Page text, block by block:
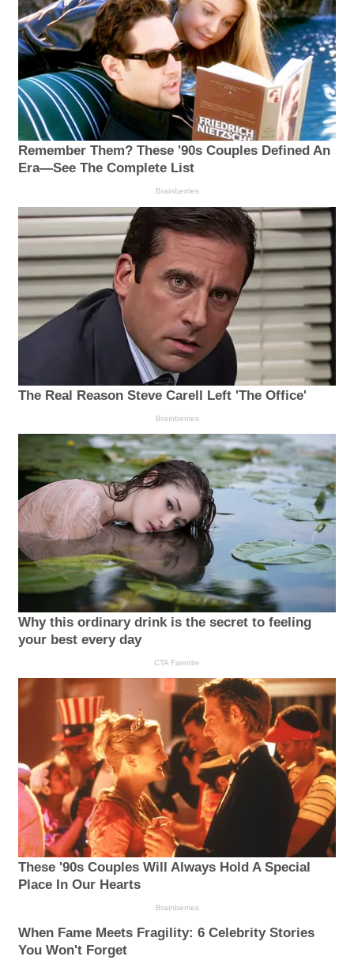
Remember Them? These '90s Couples Defined An
Era—See The Complete List
Brainberries
The Real Reason Steve Carell Left 'The Office'
Brainberries
Why this ordinary drink is the secret to feeling
your best every day
CTA Favorite
These '90s Couples Will Always Hold A Special
Place In Our Hearts
Brainberries
When Fame Meets Fragility: 6 Celebrity Stories
You Won't Forget